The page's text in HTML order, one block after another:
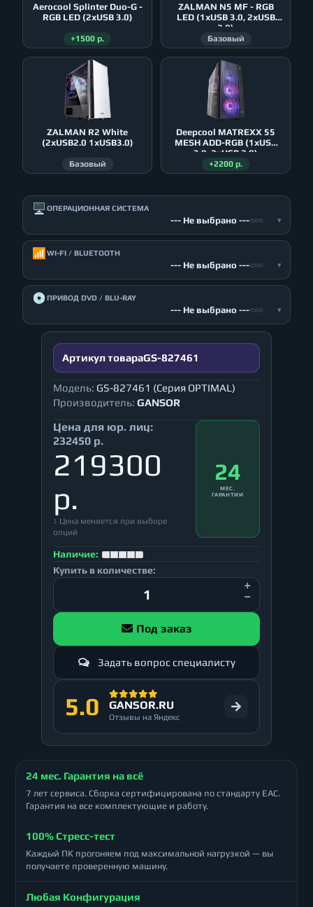
Aerocool Splinter Duo-G -
RGB LED (2xUSB 3.0)
+1500 р.
ZALMAN N5 MF - RGB
LED (1xUSB 3.0, 2xUSB
2.0)
Базовый
ZALMAN R2 White
(2xUSB2.0 1xUSB3.0)
Базовый
Deepcool MATREXX 55
MESH ADD-RGB (1xUSB
3.0, 2xUSB 2.0)
+2200 р.
🖥️ ОПЕРАЦИОННАЯ СИСТЕМА
--- Не выбрано --- ▾
📶 WI-FI / BLUETOOTH
--- Не выбрано --- ▾
💿ПРИВОД DVD / BLU-RAY
--- Не выбрано --- ▾
Артикул товараGS-827461
Модель: GS-827461 (Серия OPTIMAL)
Производитель: GANSOR
Цена для юр. лиц:
232450 р.
219300
р.
↕ Цена меняется при выборе
опций
24
МЕС.
ГАРАНТИИ
Наличие:
Купить в количестве:
Под заказ
Задать вопрос специалисту
5.0 GANSOR.RU
Отзывы на Яндекс
24 мес. Гарантия на всё
7 лет сервиса. Сборка сертифицирована по стандарту ЕАС.
Гарантия на все комплектующие и работу.
100% Стресс-тест
Каждый ПК прогоняем под максимальной нагрузкой — вы
получаете проверенную машину.
Любая Конфигурация